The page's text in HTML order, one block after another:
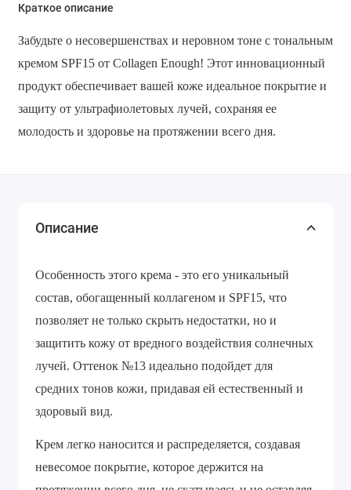
Краткое описание
Забудьте о несовершенствах и неровном тоне с тональным
кремом SPF15 от Collagen Enough! Этот инновационный
продукт обеспечивает вашей коже идеальное покрытие и
защиту от ультрафиолетовых лучей, сохраняя ее
молодость и здоровье на протяжении всего дня.
Описание
Особенность этого крема - это его уникальный
состав, обогащенный коллагеном и SPF15, что
позволяет не только скрыть недостатки, но и
защитить кожу от вредного воздействия солнечных
лучей. Оттенок №13 идеально подойдет для
средних тонов кожи, придавая ей естественный и
здоровый вид.
Крем легко наносится и распределяется, создавая
невесомое покрытие, которое держится на